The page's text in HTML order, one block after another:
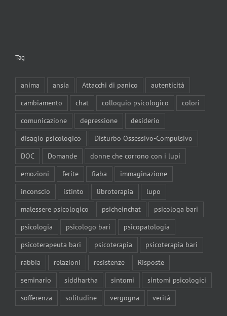
Tag
anima ansia Attacchi di panico
autenticità
cambiamento
chat colloquio psicologico
colori
comunicazione
depressione
desiderio
disagio psicologico
Disturbo Ossessivo-Compulsivo
DOC
Domande
donne che corrono con i lupi
emozioni
ferite fiaba
immaginazione
inconscio
istinto libroterapia
lupo
malessere psicologico
psicheinchat
psicologa bari
psicologia
psicologo bari
psicopatologia
psicoterapeuta bari
psicoterapia
psicoterapia bari
rabbia
relazioni resistenze
Risposte
seminario
siddhartha sintomi
sintomi psicologici
sofferenza
solitudine vergogna verità